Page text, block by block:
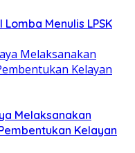
Menulis LPSK
Melaksanakan
Kelayan